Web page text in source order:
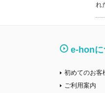
れ
e-honに
初めてのお客
ご利用案内